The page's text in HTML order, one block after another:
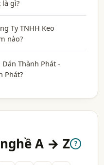
là gì?
Ty TNHH Keo
nào?
Thành Phát -
Phát?
A → Z ?